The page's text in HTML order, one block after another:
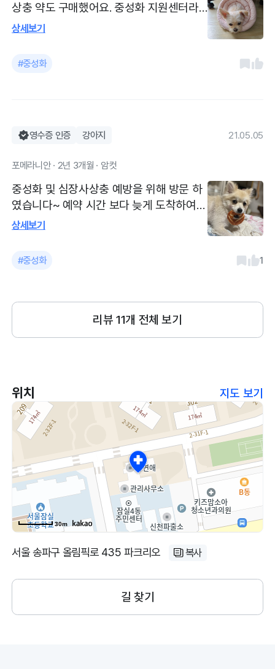
상충 약도 구매했어요. 중성화 지원센터라
저렴하구요, 수술하면 넥스가드도 할인해줘
상세보기
#중성화
영수증 인증 강아지 21.05.05
포메라니안 · 2년 3개월 · 암컷
중성화 및 심장사상충 예방을 위해 방문 하
였습니다~ 예약 시간 보다 늦게 도착하여
아이가 바로 들어갈까 걱정하였는데 의사
말씀해주셨구요~ 심장사상충 약도 비교해
주시고 추천해주셨습니다 한시간 정도 수술
었어요~ 아이가 아파하는 거 같으면 전화하
였는데 귀찬아하지 않으시고 자상하게 대답
잘해주셔서 좋았습니다 중성화진단센터에
상세보기
#중성화 1
리뷰11개 전체 보기
위치 지도 보기
30m
서울 송파구 올림픽로 435 파크리오 복사
길 찾기